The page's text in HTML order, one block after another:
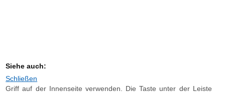
Siehe auch:
Schließen
Griff auf der Innenseite verwenden. Die Taste unter der Leiste